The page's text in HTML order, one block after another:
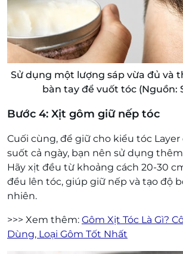
Sử dụng một lượng sáp vừa đủ và
bàn tay để vuốt tóc (Nguồn:
Bước 4: Xịt gôm giữ nếp tóc
Cuối cùng, để giữ cho kiểu tóc
suốt cả ngày, bạn nên sử dụng
Hãy xịt đều từ khoảng cách 20-30
đều lên tóc, giúp giữ nếp và tạo độ
nhiên.
>>> Xem thêm: Gôm Xịt Tóc Là Gì?
Dùng, Loại Gôm Tốt Nhất